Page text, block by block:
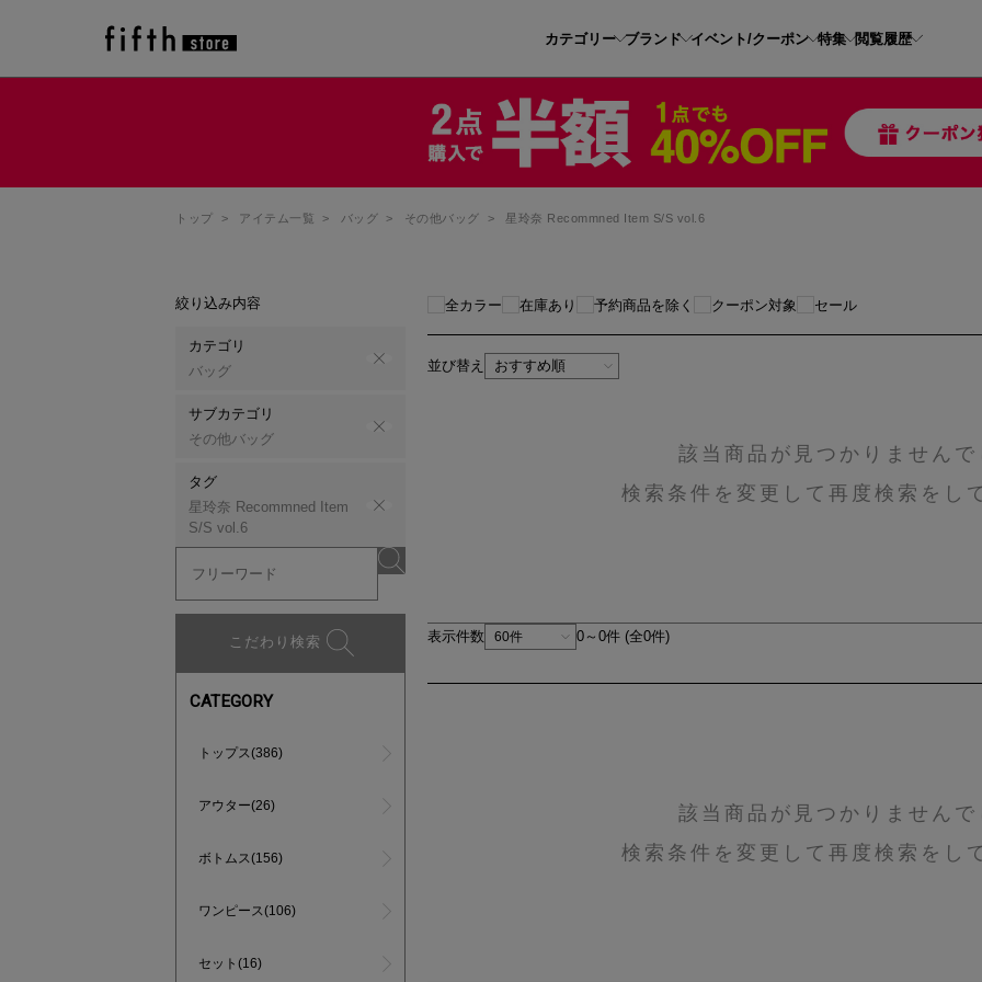
カテゴリー ブランド イベント/クーポン 特集 閲覧履歴
トップ > アイテム一覧 > バッグ > その他バッグ > 星玲奈 Recommned Item S/S vol.6
絞り込み内容
カテゴリ
バッグ
サブカテゴリ
その他バッグ
タグ
星玲奈 Recommned Item
S/S vol.6
こだわり検索
CATEGORY
トップス(386)
アウター(26)
ボトムス(156)
ワンピース(106)
セット(16)
全カラー 在庫あり 予約商品を除く クーポン対象 セール
並び替え
該当商品が見つかりませんで
検索条件を変更して再度検索をし
表示件数 0～0件 (全0件)
該当商品が見つかりませんで
検索条件を変更して再度検索をし